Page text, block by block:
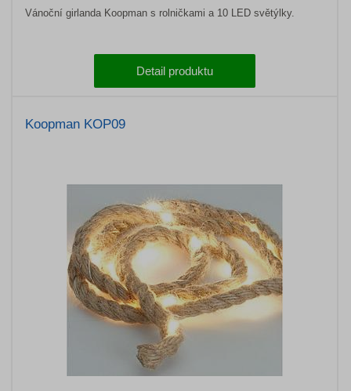
Vánoční girlanda Koopman s rolničkami a 10 LED světýlky.
Detail produktu
Koopman KOP09